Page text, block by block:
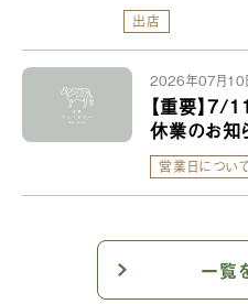
出店
2026年07月10
【重要】7/
休業のお知
営業日につい
一覧